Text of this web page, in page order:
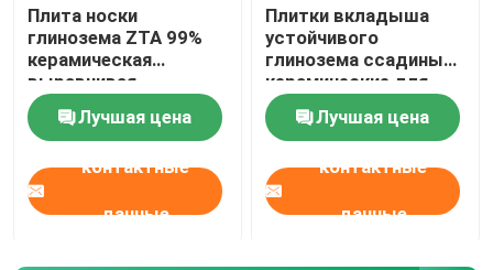
Плита носки
глинозема ZTA 99%
керамическая
выравнивая
подпертое стальное
Лучшая цена
контактные
данные
Плитки вкладыша
устойчивого
глинозема ссадины
керамические для
минируя цемента
Лучшая цена
контактные
данные